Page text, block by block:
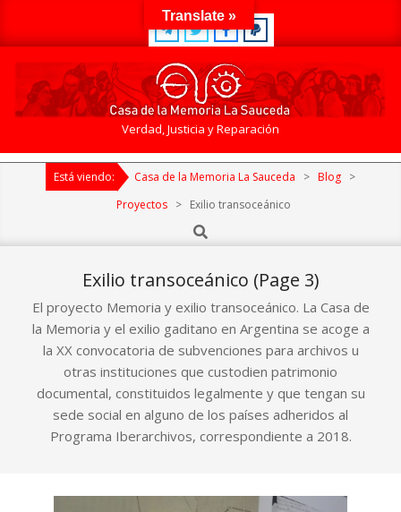
de
Sauceda
Verdad, Justicia y Reparación
Primary
NavigationEstá viendo: Casa de la Memoria La Sauceda > Blog >
Proyectos
> Exilio transoceánico
Search
Exilio transoceánico (Page 3)
El proyecto Memoria y exilio transoceánico. La Casa de
la Memoria y el exilio gaditano en Argentina se acoge a
la XX convocatoria de subvenciones para archivos u
otras instituciones que custodien patrimonio
documental, constituidos legalmente y que tengan su
sede social en alguno de los países adheridos al
Programa Iberarchivos, correspondiente a 2018.
Translate »